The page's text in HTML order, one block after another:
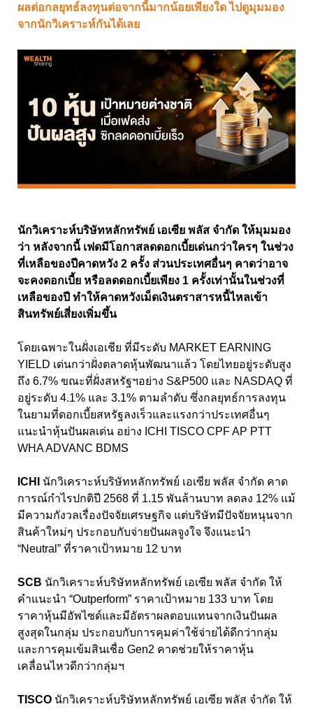
ผลต่อกลยุทธ์ลงทุนต่อจากนี้มากน้อยเพียงใด ไปดูมุมมอง
จากนักวิเคราะห์กันได้เลย
นักวิเคราะห์บริษัทหลักทรัพย์ เอเซีย พลัส จำกัด ให้มุมมอง
ว่า หลังจากนี้ เฟดมีโอกาสลดดอกเบี้ยเด่นกว่าใครๆ ในช่วง
ที่เหลือของปีคาดหวัง 2 ครั้ง ส่วนประเทศอื่นๆ คาดว่าอาจ
จะคงดอกเบี้ย หรือลดดอกเบี้ยเพียง 1 ครั้งเท่านั้นในช่วงที่
เหลือของปี ทำให้คาดหวังเม็ดเงินตราสารหนี้ไหลเข้า
สินทรัพย์เสี่ยงเพิ่มขึ้น
โดยเฉพาะในฝั่งเอเชีย ที่มีระดับ MARKET EARNING
YIELD เด่นกว่าฝั่งตลาดหุ้นพัฒนาแล้ว โดยไทยอยู่ระดับสูง
ถึง 6.7% ขณะที่ฝั่งสหรัฐฯอย่าง S&P500 และ NASDAQ ที่
อยู่ระดับ 4.1% และ 3.1% ตามลำดับ ซึ่งกลยุทธ์การลงทุน
ในยามที่ดอกเบี้ยสหรัฐลงเร็วและแรงกว่าประเทศอื่นๆ
แนะนำหุ้นปันผลเด่น อย่าง ICHI TISCO CPF AP PTT
WHA ADVANC BDMS
ICHI นักวิเคราะห์บริษัทหลักทรัพย์ เอเซีย พลัส จำกัด คาด
การณ์กําไรปกติปี 2568 ที่ 1.15 พันล้านบาท ลดลง 12% แม้
มีความกังวลเรื่องปัจจัยเศรษฐกิจ แต่บริษัทมีปัจจัยหนุนจาก
สินค้าใหม่ๆ ประกอบกับจ่ายปันผลจูงใจ จึงแนะนํา
“Neutral” ที่ราคาเป้าหมาย 12 บาท
SCB นักวิเคราะห์บริษัทหลักทรัพย์ เอเซีย พลัส จำกัด ให้
คำแนะนำ “Outperform” ราคาเป้าหมาย 133 บาท โดย
ราคาหุ้นมีอัพไซด์และมีอัตราผลตอบแทนจากเงินปันผล
สูงสุดในกลุ่ม ประกอบกับการคุมค่าใช้จ่ายได้ดีกว่ากลุ่ม
และการคุมเข้มสินเชื่อ Gen2 คาดช่วยให้ราคาหุ้น
เคลื่อนไหวดีกว่ากลุ่มฯ
TISCO นักวิเคราะห์บริษัทหลักทรัพย์ เอเซีย พลัส จำกัด ให้